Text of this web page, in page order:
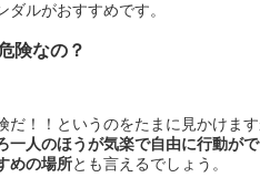
ルがおすすめです。
険なの？
だ！！というのをたまに見かけま
一人のほうが気楽で自由に行動が
めの場所とも言えるでしょう。